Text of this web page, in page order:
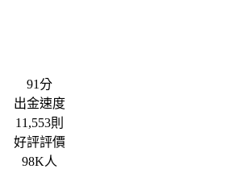
91分
出金速度
11,553則
好評評價
98K人